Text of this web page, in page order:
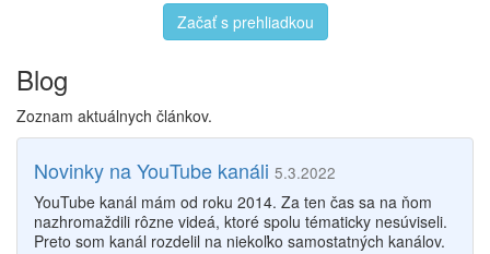
Začať s prehliadkou
Blog
Zoznam aktuálnych článkov.
Novinky na YouTube kanáli 5.3.2022
YouTube kanál mám od roku 2014. Za ten čas sa na ňom
nazhromaždili rôzne videá, ktoré spolu tématicky nesúviseli.
Preto som kanál rozdelil na niekoľko samostatných kanálov.